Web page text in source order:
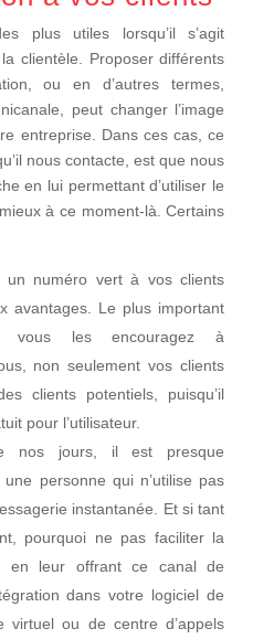
plus utiles lorsqu’il s’agit
clientèle. Proposer différents
ou en d’autres termes,
peut changer l’image
entreprise. Dans ces cas, ce
nous contacte, est que nous
en lui permettant d’utiliser le
à ce moment-là. Certains
numéro vert à vos clients
avantages. Le plus important
vous les encouragez à
non seulement vos clients
clients potentiels, puisqu’il
pour l’utilisateur.
jours, il est presque
personne qui n’utilise pas
instantanée. Et si tant
pourquoi ne pas faciliter la
en leur offrant ce canal de
dans votre logiciel de
virtuel ou de centre d’appels